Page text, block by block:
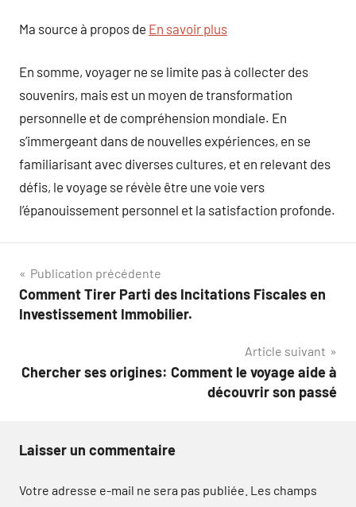
Ma source à propos de En savoir plus
En somme, voyager ne se limite pas à collecter des
souvenirs, mais est un moyen de transformation
personnelle et de compréhension mondiale. En
s’immergeant dans de nouvelles expériences, en se
familiarisant avec diverses cultures, et en relevant des
défis, le voyage se révèle être une voie vers
l’épanouissement personnel et la satisfaction profonde.
Navigation
de
Publication précédente
Comment Tirer Parti des Incitations Fiscales en
Investissement Immobilier.
Article suivant
Chercher ses origines: Comment le voyage aide à
découvrir son passé
Laisser un commentaire
Votre adresse e-mail ne sera pas publiée. Les champs